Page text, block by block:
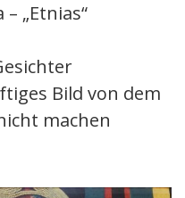
– „Etnias“
Bild von dem
machen